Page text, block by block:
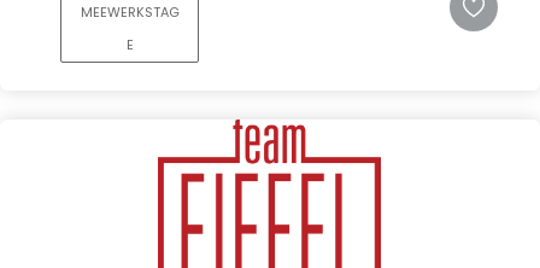
MEEWERKSTAG
E